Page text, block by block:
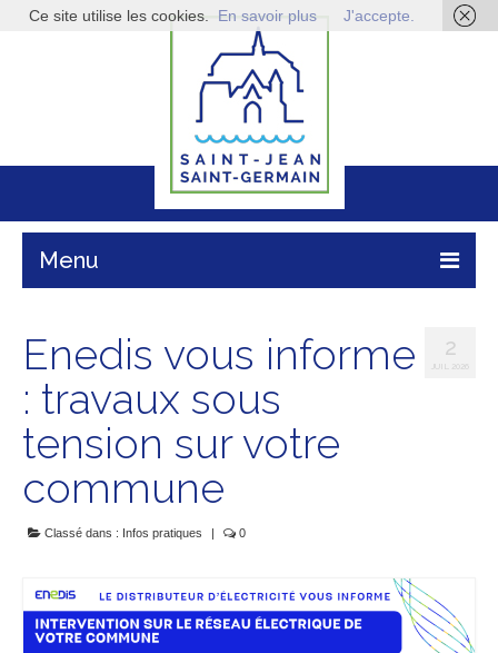
Menu
Vie pratique
Enfance & jeunesse
Infos économiques
Associations
Tourisme
2
JUIL 2026
Enedis vous informe
: travaux sous
tension sur votre
commune
Classé dans : Infos pratiques | 0
Ce site utilise les cookies. En savoir plus J'accepte.